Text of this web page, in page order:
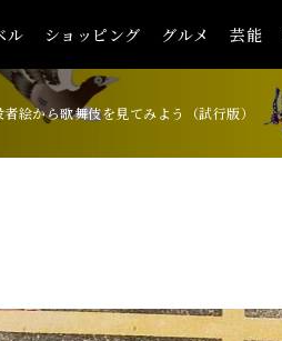
ル ショッピング グルメ 芸能
絵から歌舞伎を見てみよう（試行版）